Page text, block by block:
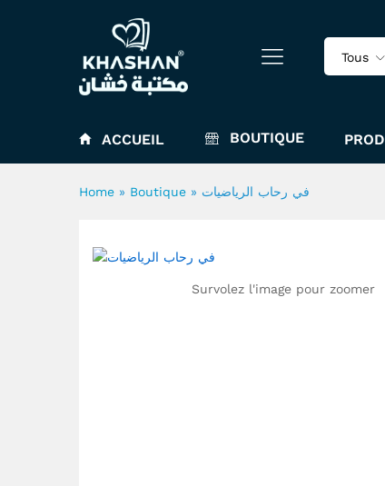
Tous
ACCUEIL BOUTIQUE
Home » Boutique » في رحاب الرياضيات
Survolez l'image pour zoomer
في رحاب الرياضيات